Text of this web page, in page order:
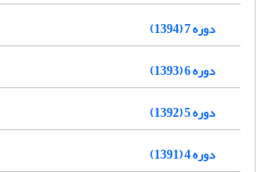
دوره 7 (1394)
دوره 6 (1393)
دوره 5 (1392)
دوره 4 (1391)